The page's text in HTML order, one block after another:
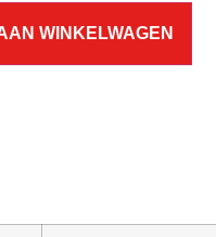
WINKELWAGEN